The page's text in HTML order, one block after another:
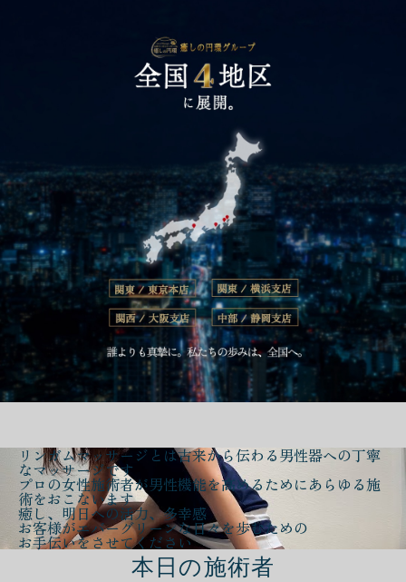
リンガムマッサージとは古来から伝わる男性器への丁寧
なマッサージです
プロの女性施術者が男性機能を高める ためにあらゆる施
術をおこないます
癒し、明日への活力、多幸感
お客様がエバーグリーンな日々を歩むための
お手伝いをさせてください
本日の施術者